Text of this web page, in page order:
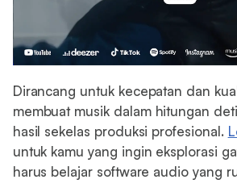
Dirancang untuk kecepatan dan
membuat musik dalam hitungan
hasil sekelas produksi profesional.
untuk kamu yang ingin eksplorasi
harus belajar software audio yang